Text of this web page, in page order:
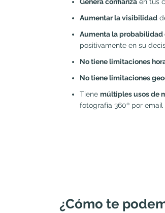
Aumentar la visibilidad
Aumenta la probabilidad
positivamente en su
No tiene limitaciones
No tiene limitaciones
Tiene múltiples usos de
fotografía 360º por
¿Cómo te